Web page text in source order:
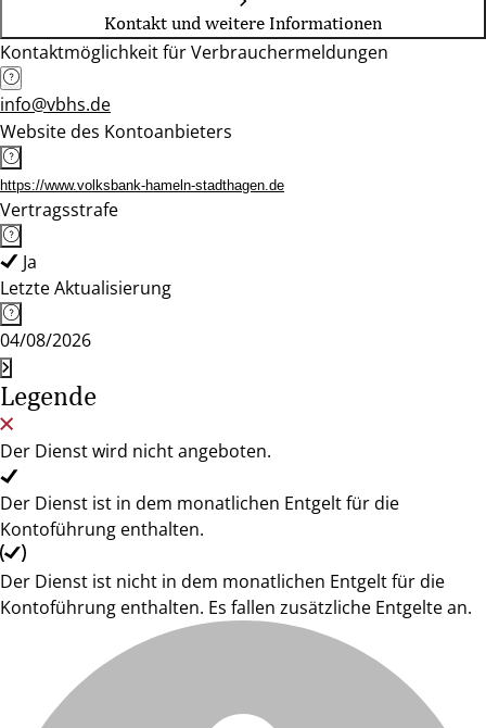
Kontakt und weitere Informationen
Kontaktmöglichkeit für Verbrauchermeldungen
info@vbhs.de
Website des Kontoanbieters
https://www.volksbank-hameln-stadthagen.de
Vertragsstrafe
Ja
Letzte Aktualisierung
04/08/2026
Legende
Der Dienst wird nicht angeboten.
Der Dienst ist in dem monatlichen Entgelt für die
Kontoführung enthalten.
Der Dienst ist nicht in dem monatlichen Entgelt für die
Kontoführung enthalten. Es fallen zusätzliche Entgelte an.